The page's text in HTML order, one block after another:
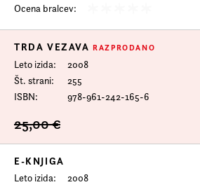
Ocena bralcev:
TRDA VEZAVARAZPRODANO
Leto izida
2008
Št. strani
255
ISBN
978-961-242-165-6
25,00 €
E-KNJIGA
Leto izida
2008